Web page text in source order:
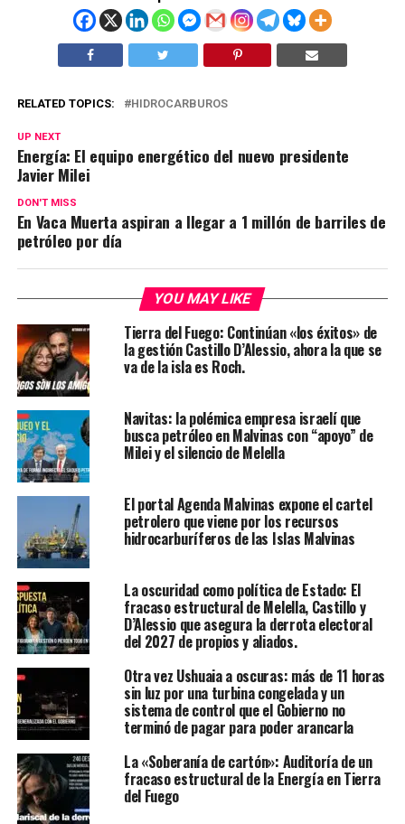
RELATED TOPICS: HIDROCARBUROS
UP NEXT
Energía: El equipo energético del nuevo presidente
Javier Milei
DON'T MISS
En Vaca Muerta aspiran a llegar a 1 millón de barriles de
petróleo por día
YOU MAY LIKE
Tierra del Fuego: Continúan «los éxitos» de
la gestión Castillo D’Alessio, ahora la que se
va de la isla es Roch.
Navitas: la polémica empresa israelí que
busca petróleo en Malvinas con “apoyo” de
Milei y el silencio de Melella
El portal Agenda Malvinas expone el cartel
petrolero que viene por los recursos
hidrocarburíferos de las Islas Malvinas
La oscuridad como política de Estado: El
fracaso estructural de Melella, Castillo y
D’Alessio que asegura la derrota electoral
del 2027 de propios y aliados.
Otra vez Ushuaia a oscuras: más de 11 horas
sin luz por una turbina congelada y un
sistema de control que el Gobierno no
terminó de pagar para poder arancarla
La «Soberanía de cartón»: Auditoría de un
fracaso estructural de la Energía en Tierra
del Fuego